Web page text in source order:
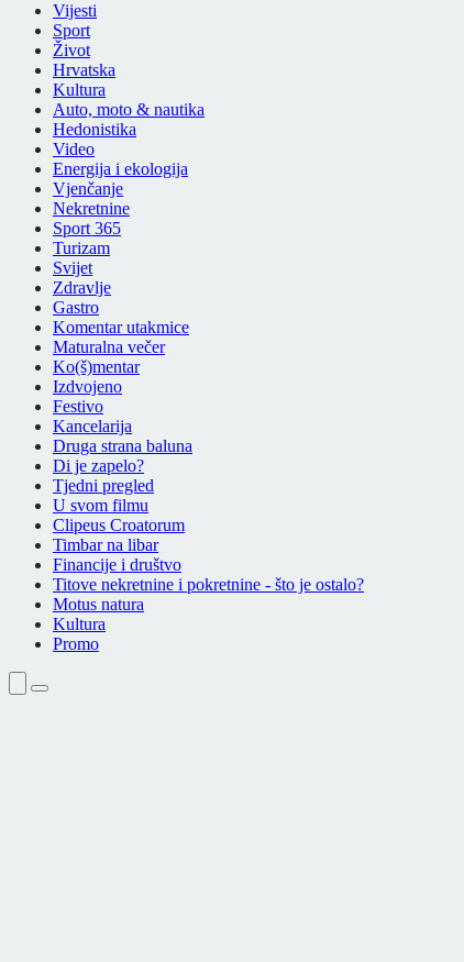
Vijesti
Sport
Život
Hrvatska
Kultura
Auto, moto & nautika
Hedonistika
Video
Energija i ekologija
Vjenčanje
Nekretnine
Sport 365
Turizam
Svijet
Zdravlje
Gastro
Komentar utakmice
Maturalna večer
Ko(š)mentar
Izdvojeno
Festivo
Kancelarija
Druga strana baluna
Di je zapelo?
Tjedni pregled
U svom filmu
Clipeus Croatorum
Timbar na libar
Financije i društvo
Titove nekretnine i pokretnine - što je ostalo?
Motus natura
Kultura
Promo